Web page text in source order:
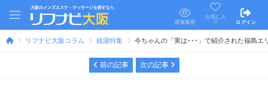
大阪のメンズエステ・マッサージを探すなら
閲覧履歴
お気に入
り
ログイン
リフナビ大阪コラム 銭湯特集 今ちゃんの「実は･･･」で紹介された福島エ
前の記事 次の記事